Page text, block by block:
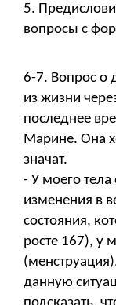
5.
вопросы с
6-7. Вопрос о
из жизни
последнее
Марине. Она
значат.
- У моего тела
изменения в
состояния,
росте 167), у
данную